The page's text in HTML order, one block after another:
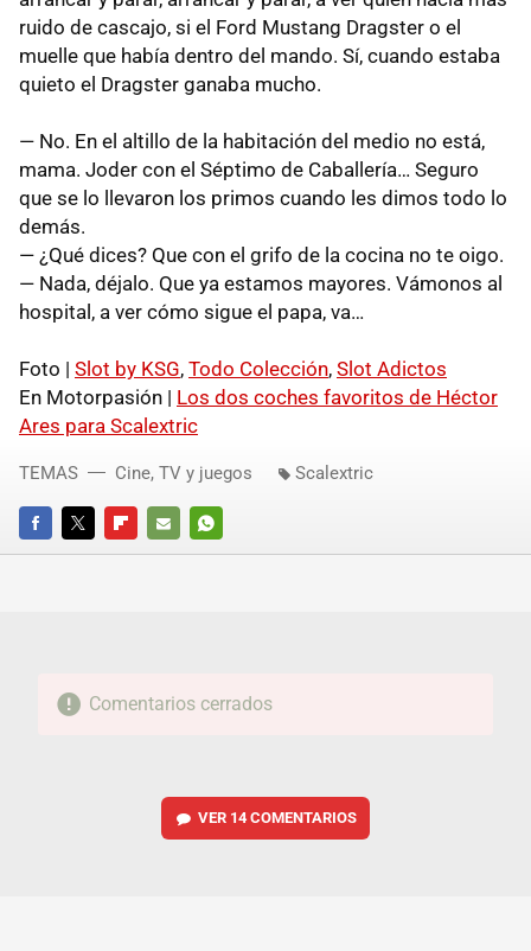
ruido de cascajo, si el Ford Mustang Dragster o el
muelle que había dentro del mando. Sí, cuando estaba
quieto el Dragster ganaba mucho.
— No. En el altillo de la habitación del medio no está,
mama. Joder con el Séptimo de Caballería… Seguro
que se lo llevaron los primos cuando les dimos todo lo
demás.
— ¿Qué dices? Que con el grifo de la cocina no te oigo.
— Nada, déjalo. Que ya estamos mayores. Vámonos al
hospital, a ver cómo sigue el papa, va…
Foto | Slot by KSG, Todo Colección, Slot Adictos
En Motorpasión | Los dos coches favoritos de Héctor
Ares para Scalextric
FACEBOOKTWITTERFLIPBOARD
E-
WHATSAPP
TEMAS Cine, TV y juegos Scalextric
Comentarios cerrados
VER 14 COMENTARIOS